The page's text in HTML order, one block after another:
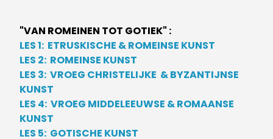
"VAN ROMEINEN TOT GOTIEK" :
LES 1: ETRUSKISCHE & ROMEINSE KUNST
LES 2: ROMEINSE KUNST
LES 3: VROEG CHRISTELIJKE & BYZANTIJNSE
KUNST
LES 4: VROEG MIDDELEEUWSE & ROMAANSE
KUNST
LES 5: GOTISCHE KUNST